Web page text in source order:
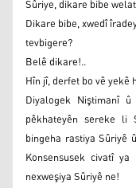
Sûriye, dikare bibe
Dikare bibe, xwedî
tevbigere?
Belê dikare!..
Hîn jî, derfet bo vê yekê
Diyalogek Niştimanî
pêkhateyên sereke li
bingeha rastiya Sûriyê
Konsensusek civatî
nexweşiya Sûriyê ne!